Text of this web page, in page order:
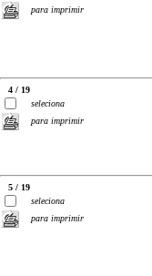
para imprimir
4 / 19
seleciona
para imprimir
5 / 19
seleciona
para imprimir